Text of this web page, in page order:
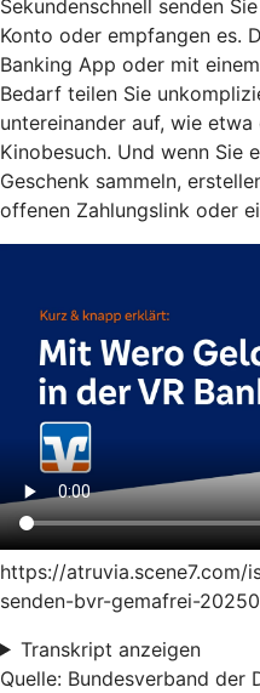
Sekundenschnell senden
Konto oder empfangen es.
Banking App oder mit
Bedarf teilen Sie
untereinander auf, wie
Kinobesuch. Und wenn Sie
Geschenk sammeln,
offenen Zahlungslink oder
https://
senden-bvr-gemafrei-
Transkript anzeigen
Quelle: Bundesverband der